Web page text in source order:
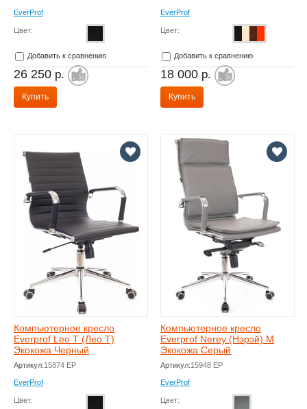
EverProf
Цвет:
Добавить к сравнению
26 250 р.
Купить
EverProf
Цвет:
Добавить к сравнению
18 000 р.
Купить
Компьютерное кресло
Everprof Leo T (Лео Т)
Экокожа Черный
Артикул:15874 EP
EverProf
Цвет:
Компьютерное кресло
Everprof Nerey (Нэрэй) M
Экокожа Серый
Артикул:15948 EP
EverProf
Цвет: